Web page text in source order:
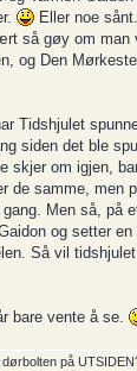
Eller noe
så gøy om man
og Den
Tidshjulet
siden det ble
skjer om igjen,
de samme, men
Men så, på
og setter
Så vil
bare vente å se.
på